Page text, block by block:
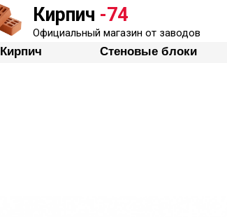
Официальный магазин от заводов
Кирпич -74
Стеновые блоки
Кирпич
Кирпич Стеновые блоки